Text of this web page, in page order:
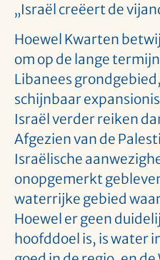
„Israël creëert de
Hoewel Kwarten
om op de lange
Libanees
schijnbaar
Israël verder reiken
Afgezien van de
Israëlische
onopgemerkt
waterrijke gebied
Hoewel er geen
hoofddoel is, is water